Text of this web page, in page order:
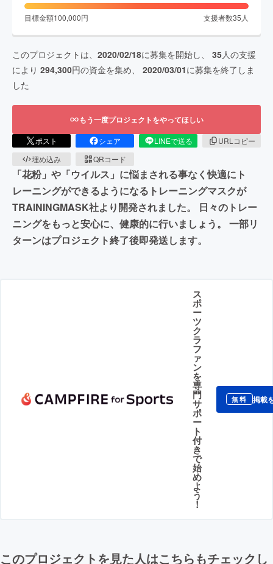
目標金額100,000円 支援者数35 人
このプロジェクトは、 2020/02/18に募集を開始し、 35人の支援
により 294,300円の資金を集め、 2020/03/01に募集を終了しま
した
もう一度プロジェクトをやってほしい
ポスト シェア LINEで送る
URLコピー
埋め込み
QRコード
「花粉」や「ウイルス」に悩まされる事なく快適にト
レーニングができるようになるトレーニングマスクが
TRAININGMASK社より開発されました。 日々のトレー
ニングをもっと安心に、健康的に行いましょう。 一部リ
ターンはプロジェクト終了後即発送します。
ス
ポ
ー
ツ
ク
ラ
フ
ァ
ン
を
専
門
サ
ポ
ー
ト
付
き
で
始
め
よ
う
！
無料 掲載
このプロジェクトを見た人はこちらもチェックし